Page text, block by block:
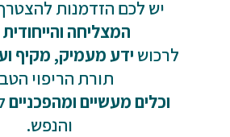
יש לכם הזדמנות
המצליחה והייחודית
לרכוש ידע מעמיק, מקיף
תורת הריפוי
וכלים מעשיים ומהפכניים
והנפש.